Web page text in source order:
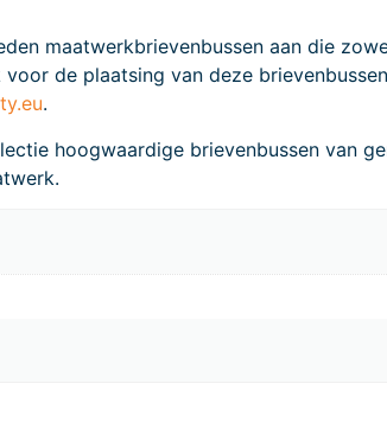
maatwerkbrievenbussen aan die
de plaatsing van deze
.
hoogwaardige brievenbussen van